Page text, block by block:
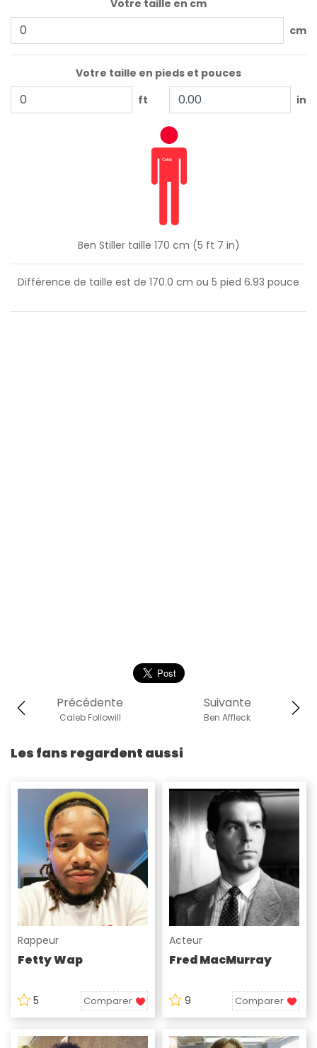
Votre taille en cm
cm
Votre taille en pieds et pouces
ft
in
Ben Stiller taille 170 cm (5 ft 7 in)
Différence de taille est de 170.0 cm ou 5 pied 6.93 pouce
Suivante
Ben Affleck
Précédente
Caleb Followill
Les fans regardent aussi
Rappeur
Fetty Wap
5 Comparer
Acteur
Fred MacMurray
9 Comparer